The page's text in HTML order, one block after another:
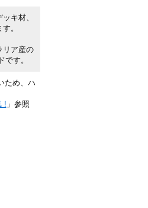
キ材、
。
リア産の
です。
ため、ハ
! 」参照